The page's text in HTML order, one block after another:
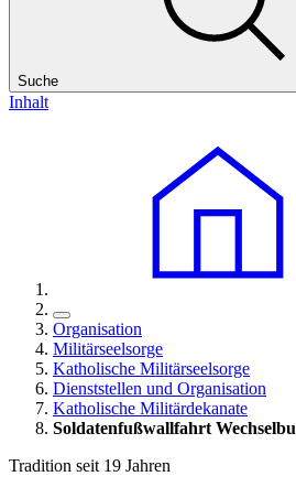
Suche
Inhalt
Organisation
Militärseelsorge
Katholische Militärseelsorge
Dienststellen und Organisation
Katholische Militärdekanate
Soldatenfußwallfahrt
Tradition seit 19 Jahren